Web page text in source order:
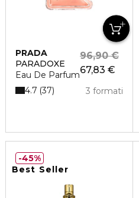
PRADA
PARADOXE
Eau De Parfum67,83 €
96,90 €
3 formati
4.7 37
Best Seller
45%